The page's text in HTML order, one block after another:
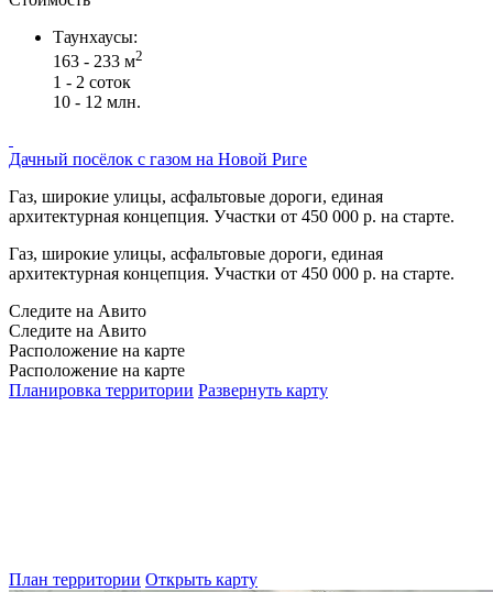
Таунхаусы:
163 - 233 м2
1 - 2 соток
10 - 12 млн.
Дачный посёлок с газом на Новой Риге
Газ, широкие улицы, асфальтовые дороги, единая
архитектурная концепция. Участки от 450 000 р. на старте.
Газ, широкие улицы, асфальтовые дороги, единая
архитектурная концепция. Участки от 450 000 р. на старте.
Следите на Авито
Следите на Авито
Расположение на карте
Расположение на карте
Планировка территории Развернуть карту
План территории Открыть карту